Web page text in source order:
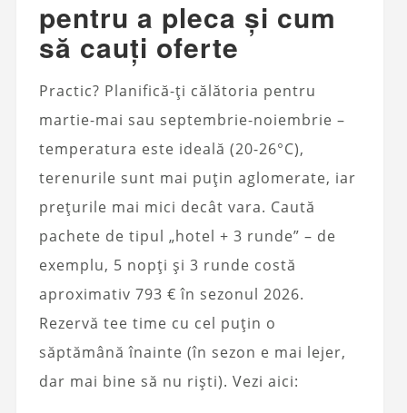
pentru a pleca și cum
să cauți oferte
Practic? Planifică-ți călătoria pentru
martie-mai sau septembrie-noiembrie –
temperatura este ideală (20-26°C),
terenurile sunt mai puțin aglomerate, iar
prețurile mai mici decât vara. Caută
pachete de tipul „hotel + 3 runde” – de
exemplu, 5 nopți și 3 runde costă
aproximativ 793 € în sezonul 2026.
Rezervă tee time cu cel puțin o
săptămână înainte (în sezon e mai lejer,
dar mai bine să nu riști). Vezi aici: